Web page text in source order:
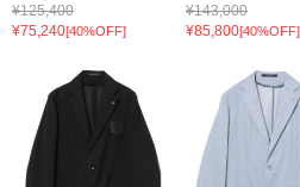
¥125,400
¥75,240[40%OFF]
¥143,000
¥85,800[40%OFF]